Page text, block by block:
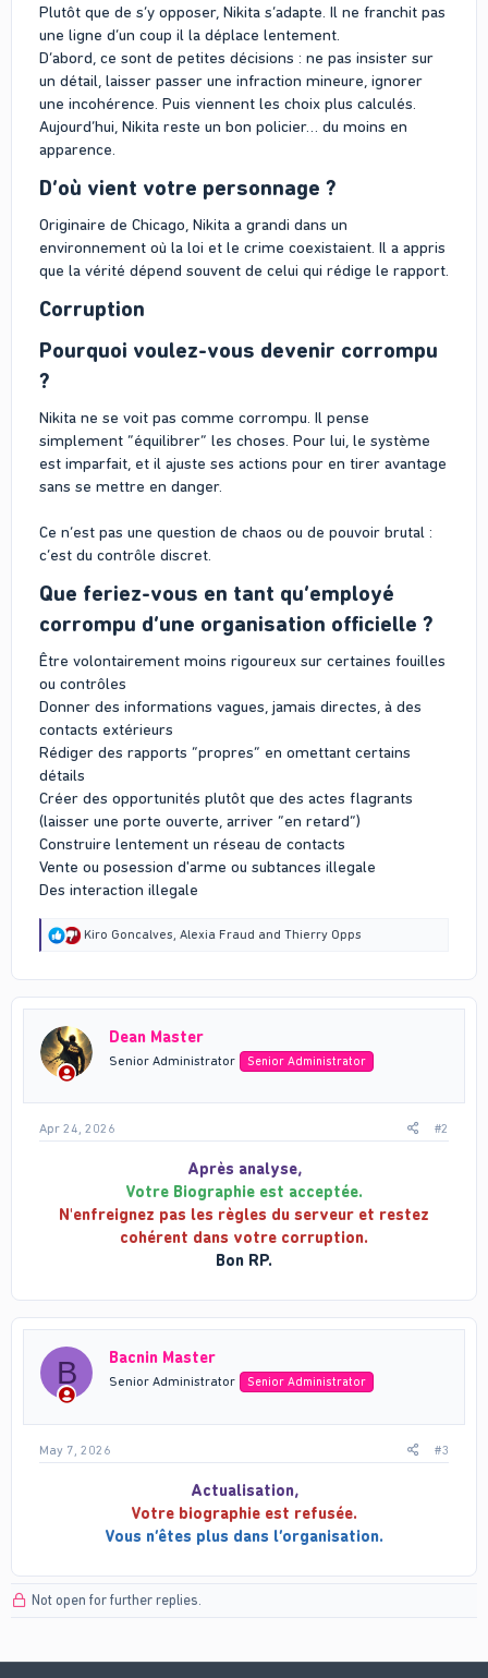
Plutôt que de s’y opposer, Nikita s’adapte. Il ne franchit pas
une ligne d’un coup il la déplace lentement.
D’abord, ce sont de petites décisions : ne pas insister sur
un détail, laisser passer une infraction mineure, ignorer
une incohérence. Puis viennent les choix plus calculés.
Aujourd’hui, Nikita reste un bon policier… du moins en
apparence.
D’où vient votre personnage ?
Originaire de Chicago, Nikita a grandi dans un
environnement où la loi et le crime coexistaient. Il a appris
que la vérité dépend souvent de celui qui rédige le rapport.
Corruption
Pourquoi voulez-vous devenir corrompu
?
Nikita ne se voit pas comme corrompu. Il pense
simplement “équilibrer” les choses. Pour lui, le système
est imparfait, et il ajuste ses actions pour en tirer avantage
sans se mettre en danger.
Ce n’est pas une question de chaos ou de pouvoir brutal :
c’est du contrôle discret.
Que feriez-vous en tant qu’employé
corrompu d’une organisation officielle ?
Être volontairement moins rigoureux sur certaines fouilles
ou contrôles
Donner des informations vagues, jamais directes, à des
contacts extérieurs
Rédiger des rapports “propres” en omettant certains
détails
Créer des opportunités plutôt que des actes flagrants
(laisser une porte ouverte, arriver “en retard”)
Construire lentement un réseau de contacts
Vente ou posession d'arme ou subtances illegale
Des interaction illegale
R
t
o
n
s
Kiro Goncalves Alexia Fraud and Thierry Opps
Dean Master
Senior Administrator Senior Administrator
Apr 24, 2026 #2
Après analyse,
Votre Biographie est acceptée.
N'enfreignez pas les règles du serveur et restez
cohérent dans votre corruption.
Bon RP.
B Bacnin Master
Senior Administrator Senior Administrator
May 7, 2026 #3
Actualisation,
Votre biographie est refusée.
Vous n’êtes plus dans l’organisation.
Not open for further replies.